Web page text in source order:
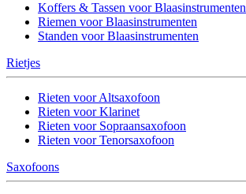
Koffers & Tassen voor Blaasinstrumenten
Riemen voor Blaasinstrumenten
Standen voor Blaasinstrumenten
Rietjes
Rieten voor Altsaxofoon
Rieten voor Klarinet
Rieten voor Sopraansaxofoon
Rieten voor Tenorsaxofoon
Saxofoons